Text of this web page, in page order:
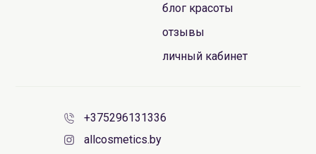
блог красоты
отзывы
личный кабинет
+375296131336
allcosmetics.by